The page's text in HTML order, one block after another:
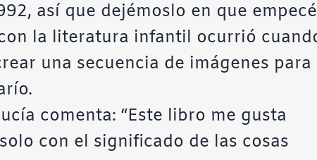
así que dejémoslo en que empecé
la literatura infantil ocurrió
una secuencia de imágenes para
comenta: “Este libro me gusta
con el significado de las cosas